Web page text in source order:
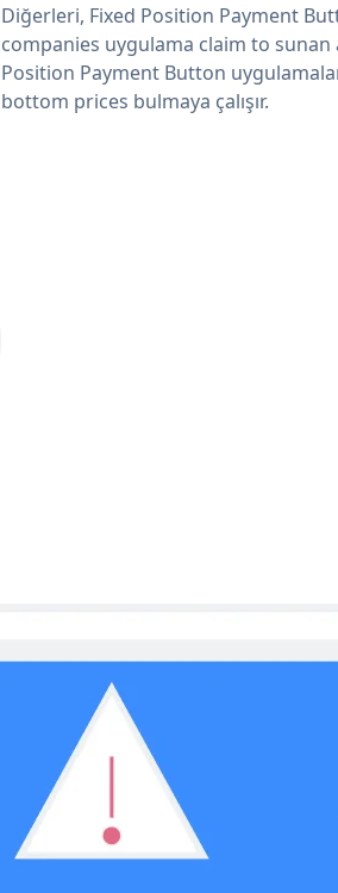
Diğerleri, Fixed Position Payment
companies uygulama claim to sunan
Position Payment Button
bottom prices bulmaya çalışır.